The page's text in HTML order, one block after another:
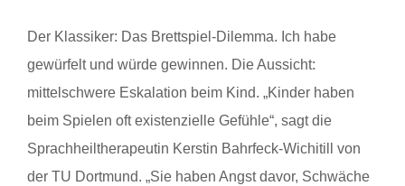
Der Klassiker: Das Brettspiel-Dilemma. Ich habe
gewürfelt und würde gewinnen. Die Aussicht:
mittelschwere Eskalation beim Kind. „Kinder haben
beim Spielen oft existenzielle Gefühle“, sagt die
Sprachheiltherapeutin Kerstin Bahrfeck-Wichitill von
der TU Dortmund. „Sie haben Angst davor, Schwäche